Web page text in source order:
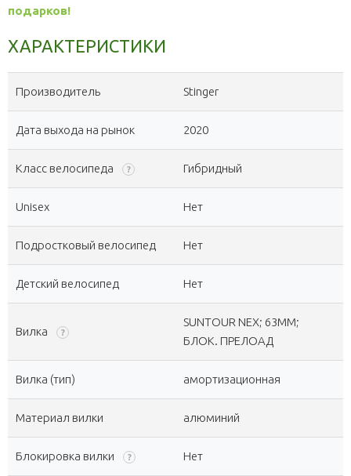
подарков!
ХАРАКТЕРИСТИКИ
Производитель Stinger
Дата выхода на рынок 2020
Класс велосипеда ? Гибридный
Unisex Нет
Подростковый велосипед Нет
Детский велосипед Нет
Вилка ?
SUNTOUR NEX; 63ММ;
БЛОК. ПРЕЛОАД
Вилка (тип) амортизационная
Материал вилки алюминий
Блокировка вилки ? Нет